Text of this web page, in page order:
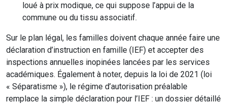
loué à prix modique, ce qui suppose l’appui de la
commune ou du tissu associatif.
Sur le plan légal, les familles doivent chaque année faire une
déclaration d’instruction en famille (IEF) et accepter des
inspections annuelles inopinées lancées par les services
académiques. Également à noter, depuis la loi de 2021 (loi
« Séparatisme »), le régime d’autorisation préalable
remplace la simple déclaration pour l’IEF : un dossier détaillé